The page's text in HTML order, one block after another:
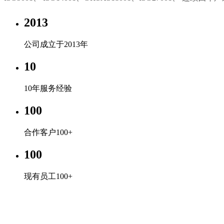
2013
公司成立于2013年
10
10年服务经验
100
合作客户100+
100
现有员工100+